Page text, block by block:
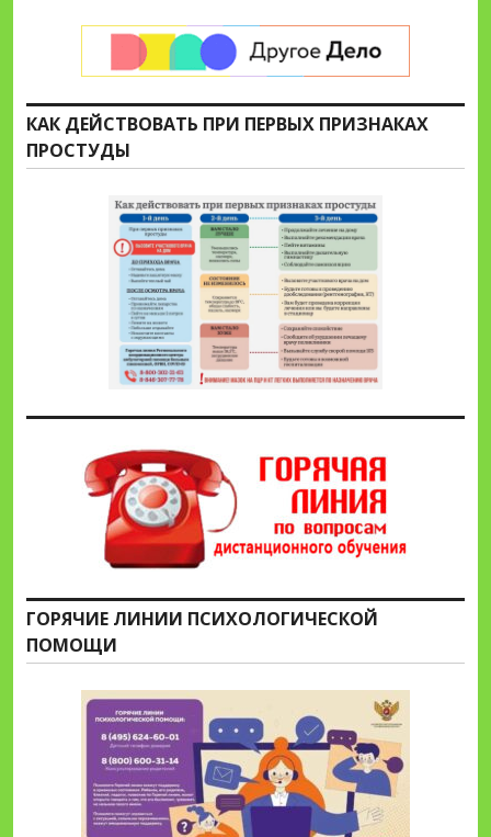
КАК ДЕЙСТВОВАТЬ ПРИ ПЕРВЫХ ПРИЗНАКАХ
ПРОСТУДЫ
ГОРЯЧИЕ ЛИНИИ ПСИХОЛОГИЧЕСКОЙ
ПОМОЩИ